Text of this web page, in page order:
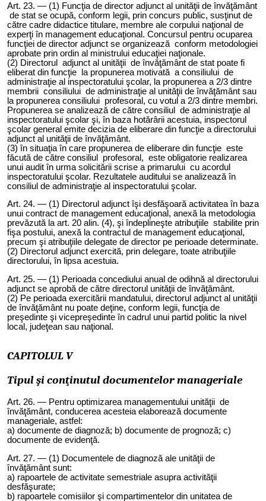
Art. 23. — (1) Funcţia de director adjunct al unităţii de învăţământ
de stat se ocupă, conform legii, prin concurs public, susţinut de
către cadre didactice titulare, membre ale corpului naţional de
experţi în management educaţional. Concursul pentru ocuparea
funcţiei de director adjunct se organizează conform metodologiei
aprobate prin ordin al ministrului educaţiei naţionale.
(2) Directorul adjunct al unităţii de învăţământ de stat poate fi
eliberat din funcţie la propunerea motivată a consiliului de
administraţie al inspectoratului şcolar, la propunerea a 2/3 dintre
membrii consiliului de administraţie al unităţii de învăţământ sau
la propunerea consiliului profesoral, cu votul a 2/3 dintre membri.
Propunerea se analizează de către consiliul de administraţie al
inspectoratului şcolar şi, în baza hotărârii acestuia, inspectorul
şcolar general emite decizia de eliberare din funcţie a directorului
adjunct al unităţii de învăţământ.
(3) în situaţia în care propunerea de eliberare din funcţie este
făcută de către consiliul profesoral, este obligatorie realizarea
unui audit în urma solicitării scrise a primarului cu acordul
inspectoratului şcolar. Rezultatele auditului se analizează în
consiliul de administraţie al inspectoratului şcolar.
Art. 24. — (1) Directorul adjunct îşi desfăşoară activitatea în baza
unui contract de management educaţional, anexă la metodologia
prevăzută la art. 20 alin. (4), şi îndeplineşte atribuţiile stabilite prin
fişa postului, anexă la contractul de management educaţional,
precum şi atribuţiile delegate de director pe perioade determinate.
(2) Directorul adjunct exercită, prin delegare, toate atribuţiile
directorului, în lipsa acestuia.
Art. 25. — (1) Perioada concediului anual de odihnă al directorului
adjunct se aprobă de către directorul unităţii de învăţământ.
(2) Pe perioada exercitării mandatului, directorul adjunct al unităţii
de învăţământ nu poate deţine, conform legii, funcţia de
preşedinte şi vicepreşedinte în cadrul unui partid politic la nivel
local, judeţean sau naţional.
CAPITOLUL V
Tipul şi conţinutul documentelor manageriale
Art. 26. — Pentru optimizarea managementului unităţii de
învăţământ, conducerea acesteia elaborează documente
manageriale, astfel:
a) documente de diagnoză; b) documente de prognoză; c)
documente de evidenţă.
Art. 27. — (1) Documentele de diagnoză ale unităţii de
învăţământ sunt:
a) rapoartele de activitate semestriale asupra activităţii
desfăşurate;
b) rapoartele comisiilor şi compartimentelor din unitatea de